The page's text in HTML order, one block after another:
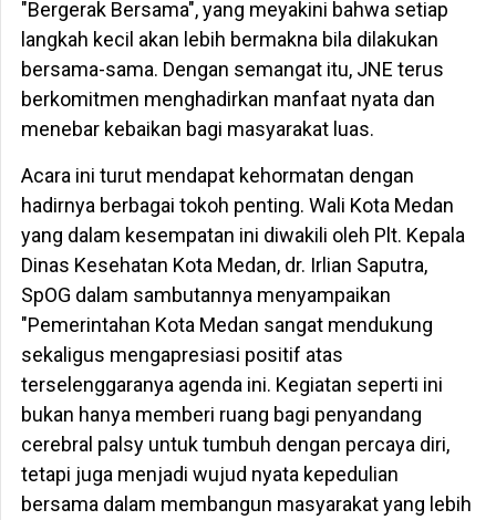
"Bergerak Bersama", yang meyakini bahwa setiap
langkah kecil akan lebih bermakna bila dilakukan
bersama-sama. Dengan semangat itu, JNE terus
berkomitmen menghadirkan manfaat nyata dan
menebar kebaikan bagi masyarakat luas.
Acara ini turut mendapat kehormatan dengan
hadirnya berbagai tokoh penting. Wali Kota Medan
yang dalam kesempatan ini diwakili oleh Plt. Kepala
Dinas Kesehatan Kota Medan, dr. Irlian Saputra,
SpOG dalam sambutannya menyampaikan
"Pemerintahan Kota Medan sangat mendukung
sekaligus mengapresiasi positif atas
terselenggaranya agenda ini. Kegiatan seperti ini
bukan hanya memberi ruang bagi penyandang
cerebral palsy untuk tumbuh dengan percaya diri,
tetapi juga menjadi wujud nyata kepedulian
bersama dalam membangun masyarakat yang lebih